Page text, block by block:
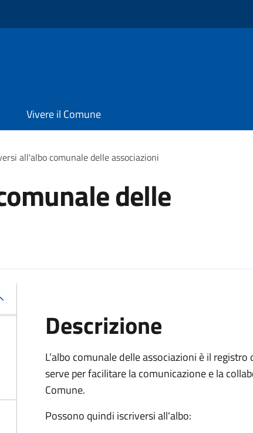
Vivere il Comune
all'albo comunale delle associazioni
delle
Descrizione
L’albo comunale delle associazioni è il
serve per facilitare la comunicazione e la
Comune.
Possono quindi iscriversi all'albo: